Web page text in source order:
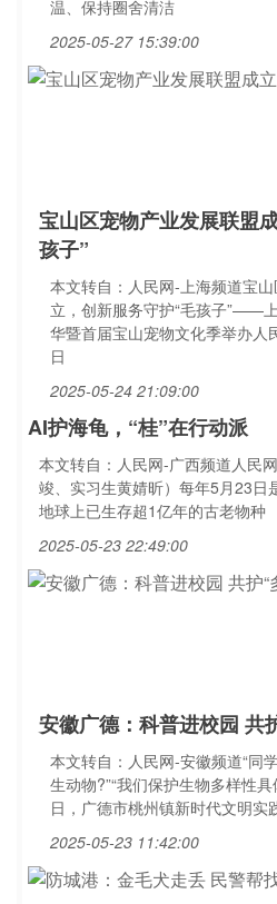
温、保持圈舍清洁
2025-05-27 15:39:00
宝山区宠物产业发展联盟
孩子”
本文转自：人民网-上海频道宝
立，创新服务守护“毛孩子”——
华暨首届宝山宠物文化季举办人
日
2025-05-24 21:09:00
AI护海龟，“桂”在行动派
本文转自：人民网-广西频道人民
竣、实习生黄婧昕）每年5月23日
地球上已生存超1亿年的古老物种
2025-05-23 22:49:00
安徽广德：科普进校园 共
本文转自：人民网-安徽频道“同
生动物?”“我们保护生物多样性
日，广德市桃州镇新时代文明实
2025-05-23 11:42:00